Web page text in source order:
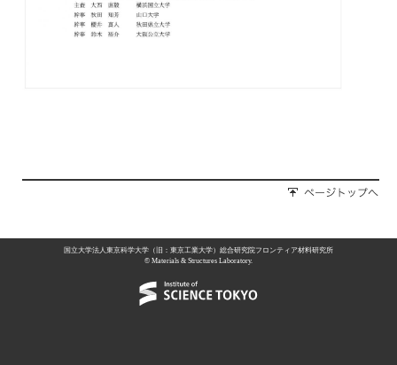
国立大学法人東京科学大学（旧：東京工業大学）総合研究院フロンティア材料研究所
© Materials & Structures Laboratory.